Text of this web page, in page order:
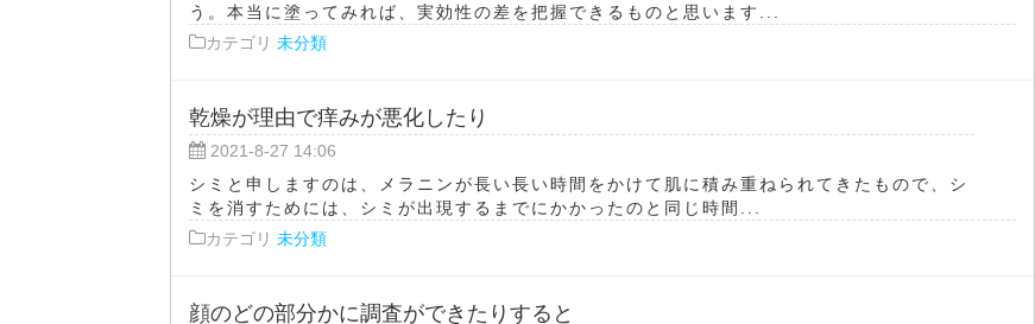
う。本当に塗ってみれば、実効性の差を把握できるものと思います...
カテゴリ 未分類
乾燥が理由で痒みが悪化したり
2021-8-27 14:06
シミと申しますのは、メラニンが長い長い時間をかけて肌に積み重ねられてきたもので、シ
ミを消すためには、シミが出現するまでにかかったのと同じ時間...
カテゴリ 未分類
顔のどの部分かに調査ができたりすると